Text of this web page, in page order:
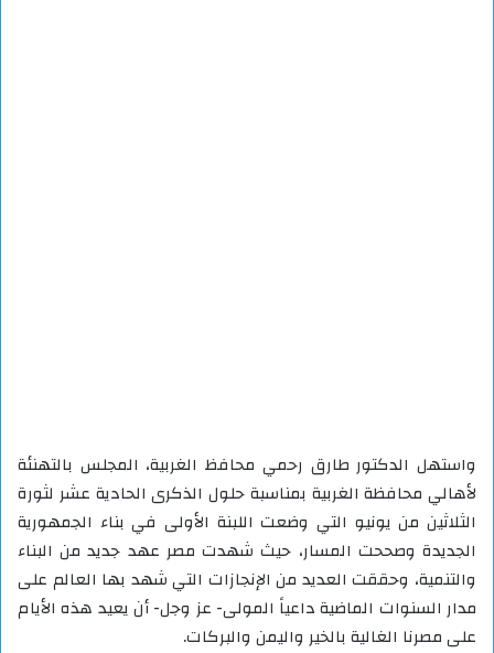
واستهل الدكتور طارق رحمي محافظ الغربية، المجلس بالتهنئة
لأهالي محافظة الغربية بمناسبة حلول الذكرى الحادية عشر لثورة
الثلاثين من يونيو التي وضعت اللبنة الأولى في بناء الجمهورية
الجديدة وصححت المسار، حيث شهدت مصر عهد جديد من البناء
والتنمية، وحققت العديد من الإنجازات التي شهد بها العالم على
مدار السنوات الماضية داعياً المولى- عز وجل- أن يعيد هذه الأيام
على مصرنا الغالية بالخير واليمن والبركات.